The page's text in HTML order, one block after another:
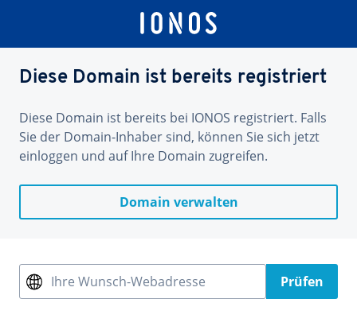
Diese Domain ist bereits registriert
Diese Domain ist bereits bei IONOS registriert. Falls
Sie der Domain-Inhaber sind, können Sie sich jetzt
einloggen und auf Ihre Domain zugreifen.
Domain verwalten
Ihre Wunsch-Webadresse Prüfen